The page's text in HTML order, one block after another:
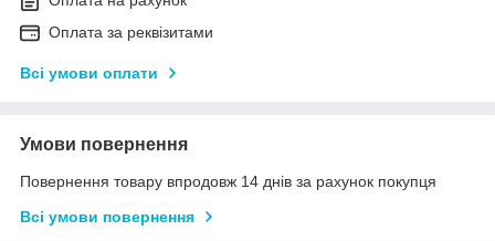
Оплата за реквізитами
Всі умови оплати
Умови повернення
Повернення товару впродовж 14 днів за рахунок покупця
Всі умови повернення